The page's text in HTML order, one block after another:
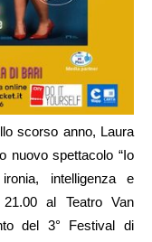
scorso anno, Laura
nuovo spettacolo “Io
intelligenza e
al Teatro Van
del 3° Festival di